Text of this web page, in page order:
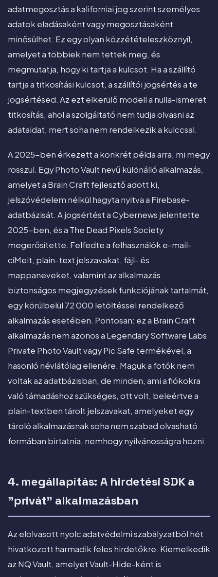
adatmegosztás a kaliforniai jog szerint személyes
adatok eladásaként vagy megosztásaként
minősülhet. Ez egy olyan közzétételeszköznyíl,
amelyet a többiek nem tettek meg, és
megmutatja, hogy ki tartja a kulcsot. Ha a szállító
tartja a titkosítási kulcsot, a szállítói jogsértés a te
jogsértésed. Az ezt elkerülő modell a nulla-ismeret
titkosítás, ahol a szolgáltató nem tudja olvasni az
adataidat, mert soha nem rendelkezik a kulccsal.
A 2025-ben érkezett a konkrét példa arra, mi megy
rosszul. Egy Photo Vault nevű különálló alkalmazás,
amelyet a Brain Craft fejlesztő adott ki,
jelszóvédelem nélkül hagyta nyitva a Firebase-
adatbázisát. A jogsértést a Cybernews jelentette
2025-ben, és a The Dead Pixels Society
megerősítette. Felfedte a felhasználók e-mail-
cíMeit, plain-text jelszavakat, fájl- és
mappaneveket, valamint az alkalmazás
biztonságos megjegyzések funkciójának tartalmát,
egy körülbelül 72 000 letöltéssel rendelkező
alkalmazás esetében. Pontosan: ez a Brain Craft
alkalmazás nem azonos a Legendary Software Labs
Private Photo Vault vagy Pic Safe termékével, a
hasonló névlátólag ellenére. Maguk a fotók nem
voltak az adatbázisban, de minden, ami a fiókokra
való támadáshoz szükséges, ott volt, beleértve a
plain-textben tárolt jelszavakat, amelyeket egy
tároló alkalmazásnak soha nem szabad olvasható
formában birtatnia, nemhogy nyilvánosságra hozni.
4. megállapítás: A hirdetési SDK a
"privát" alkalmazásban
Az elolvasott nyolc adatvédelmi szabályzatból hét
hivatkozott harmadik feles hirdetőkre. Kiemelkedik
az NQ Vault, amelyet Vault-Hide-ként is